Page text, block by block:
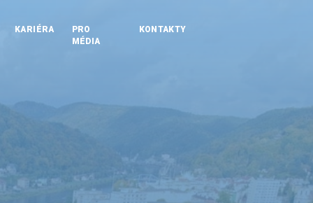
KARIÉRA
PRO
MÉDIA
KONTAKTY